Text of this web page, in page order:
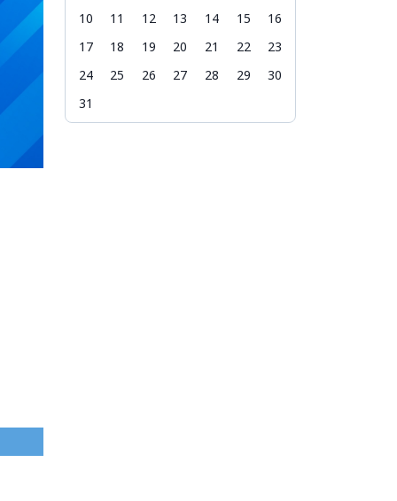
10
11 12 13 14 15
16
17
18 19 20 21 22
23
24
25 26 27 28 29
30
31